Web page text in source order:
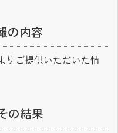
の内容
りご提供いただいた情
の結果